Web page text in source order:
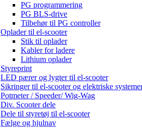
PG programmering
PG BLS-drive
Tilbehør til PG controller
Oplader til el-scooter
Stik til oplader
Kabler for ladere
Lithium oplader
Styreprint
LED pærer og lygter til el-scooter
Sikringer til el-scooter og elektriske
Potmeter / Speeder/ Wig-Wag
Div. Scooter dele
Dele til styretøj til el-scooter
Fælge og hjulnav